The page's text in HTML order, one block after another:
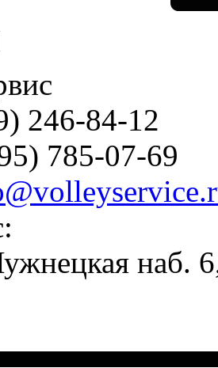
246-84-12
785-07-69
наб.